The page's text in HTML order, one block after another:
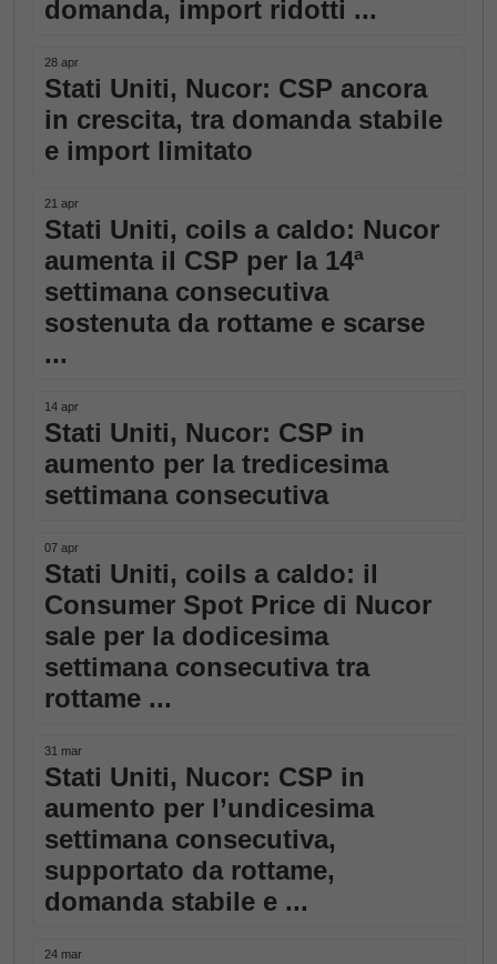
domanda, import ridotti ...
28 apr
Stati Uniti, Nucor: CSP ancora
in crescita, tra domanda stabile
e import limitato
21 apr
Stati Uniti, coils a caldo: Nucor
aumenta il CSP per la 14ª
settimana consecutiva
sostenuta da rottame e scarse
...
14 apr
Stati Uniti, Nucor: CSP in
aumento per la tredicesima
settimana consecutiva
07 apr
Stati Uniti, coils a caldo: il
Consumer Spot Price di Nucor
sale per la dodicesima
settimana consecutiva tra
rottame ...
31 mar
Stati Uniti, Nucor: CSP in
aumento per l’undicesima
settimana consecutiva,
supportato da rottame,
domanda stabile e ...
24 mar